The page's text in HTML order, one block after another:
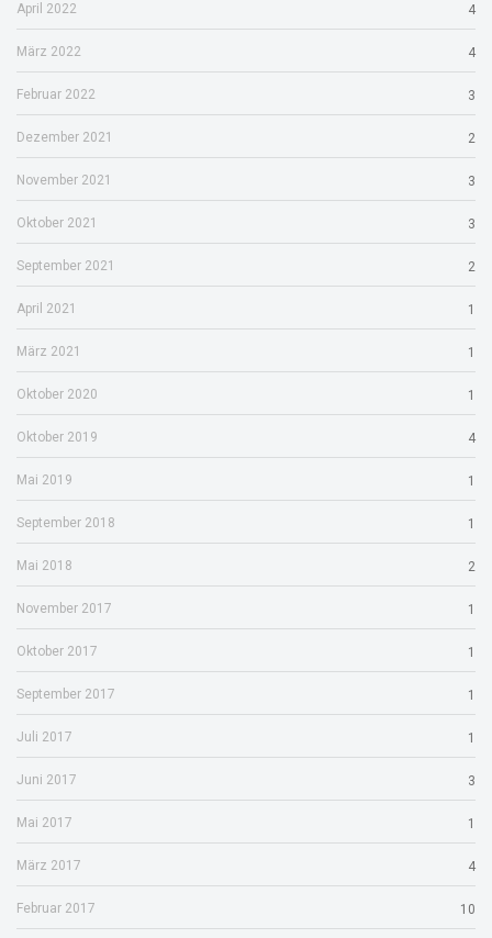
April 2022 4
März 2022 4
Februar 2022 3
Dezember 2021 2
November 2021 3
Oktober 2021 3
September 2021 2
April 2021 1
März 2021 1
Oktober 2020 1
Oktober 2019 4
Mai 2019 1
September 2018 1
Mai 2018 2
November 2017 1
Oktober 2017 1
September 2017 1
Juli 2017 1
Juni 2017 3
Mai 2017 1
März 2017 4
Februar 2017 10